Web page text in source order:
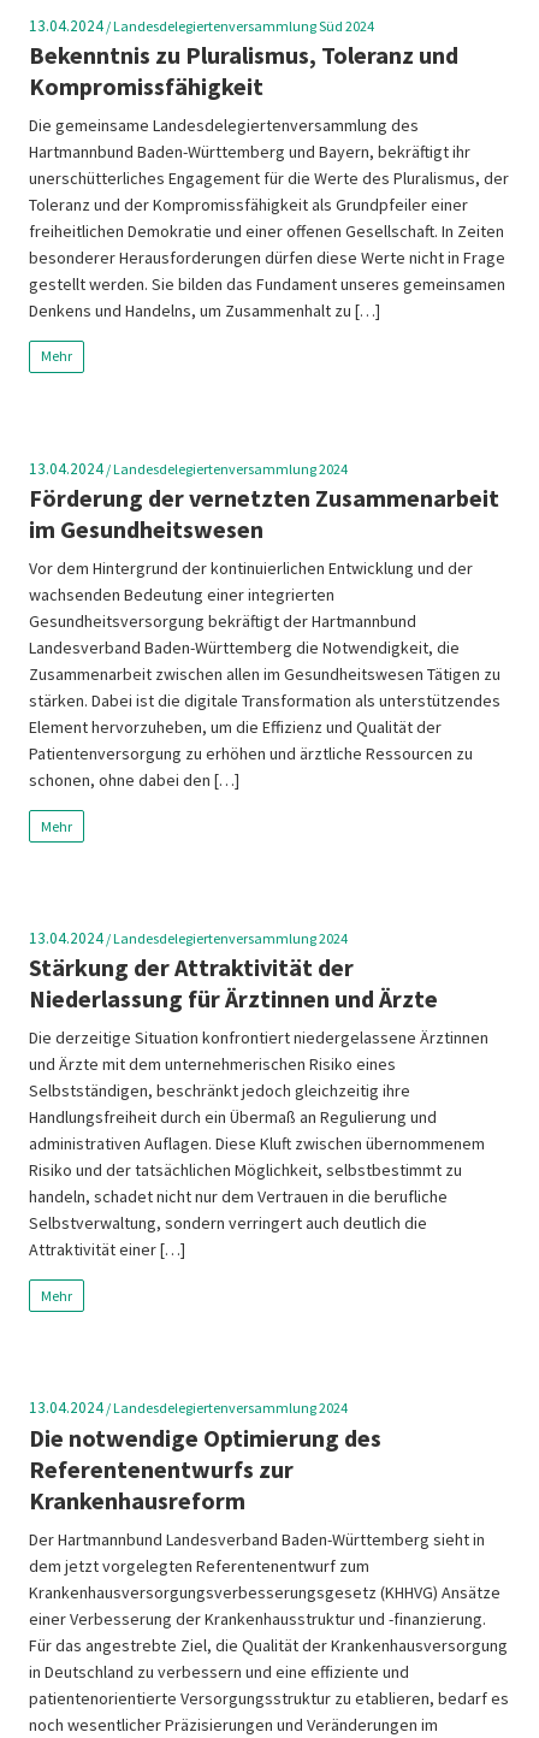
13.04.2024/Landesdelegiertenversammlung Süd 2024
Bekenntnis zu Pluralismus, Toleranz und
Kompromissfähigkeit
Die gemeinsame Landesdelegiertenversammlung des
Hartmannbund Baden-Württemberg und Bayern, bekräftigt ihr
unerschütterliches Engagement für die Werte des Pluralismus, der
Toleranz und der Kompromissfähigkeit als Grundpfeiler einer
freiheitlichen Demokratie und einer offenen Gesellschaft. In Zeiten
besonderer Herausforderungen dürfen diese Werte nicht in Frage
gestellt werden. Sie bilden das Fundament unseres gemeinsamen
Denkens und Handelns, um Zusammenhalt zu […]
Mehr
13.04.2024/Landesdelegiertenversammlung 2024
Förderung der vernetzten Zusammenarbeit
im Gesundheitswesen
Vor dem Hintergrund der kontinuierlichen Entwicklung und der
wachsenden Bedeutung einer integrierten
Gesundheitsversorgung bekräftigt der Hartmannbund
Landesverband Baden-Württemberg die Notwendigkeit, die
Zusammenarbeit zwischen allen im Gesundheitswesen Tätigen zu
stärken. Dabei ist die digitale Transformation als unterstützendes
Element hervorzuheben, um die Effizienz und Qualität der
Patientenversorgung zu erhöhen und ärztliche Ressourcen zu
schonen, ohne dabei den […]
Mehr
13.04.2024/Landesdelegiertenversammlung 2024
Stärkung der Attraktivität der
Niederlassung für Ärztinnen und Ärzte
Die derzeitige Situation konfrontiert niedergelassene Ärztinnen
und Ärzte mit dem unternehmerischen Risiko eines
Selbstständigen, beschränkt jedoch gleichzeitig ihre
Handlungsfreiheit durch ein Übermaß an Regulierung und
administrativen Auflagen. Diese Kluft zwischen übernommenem
Risiko und der tatsächlichen Möglichkeit, selbstbestimmt zu
handeln, schadet nicht nur dem Vertrauen in die berufliche
Selbstverwaltung, sondern verringert auch deutlich die
Attraktivität einer […]
Mehr
13.04.2024/Landesdelegiertenversammlung 2024
Die notwendige Optimierung des
Referentenentwurfs zur
Krankenhausreform
Der Hartmannbund Landesverband Baden-Württemberg sieht in
dem jetzt vorgelegten Referentenentwurf zum
Krankenhausversorgungsverbesserungsgesetz (KHHVG) Ansätze
einer Verbesserung der Krankenhausstruktur und -finanzierung.
Für das angestrebte Ziel, die Qualität der Krankenhausversorgung
in Deutschland zu verbessern und eine effiziente und
patientenorientierte Versorgungsstruktur zu etablieren, bedarf es
noch wesentlicher Präzisierungen und Veränderungen im